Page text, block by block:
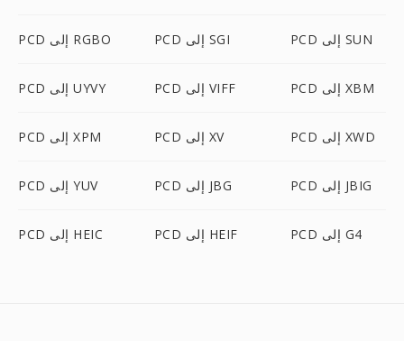
PCD إلى RGBO PCD إلى SGI PCD إلى SUN
PCD إلى UYVY PCD إلى VIFF PCD إلى XBM
PCD إلى XPM PCD إلى XV PCD إلى XWD
PCD إلى YUV PCD إلى JBG PCD إلى JBIG
PCD إلى HEIC PCD إلى HEIF PCD إلى G4